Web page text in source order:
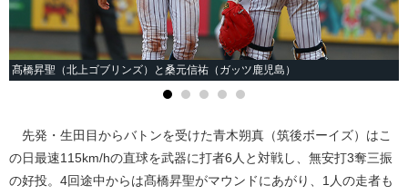
髙橋昇聖（北上ゴブリンズ）と桑元信祐（ガッツ鹿児島）
先発・生田目からバトンを受けた青木朔真（筑後ボーイズ）はこ
の日最速115km/hの直球を武器に打者6人と対戦し、無安打3奪三振
の好投。4回途中からは髙橋昇聖がマウンドにあがり、1人の走者も